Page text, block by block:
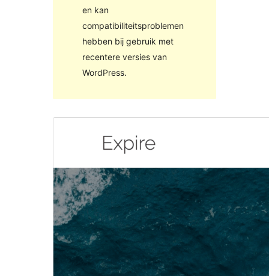
en kan
compatibiliteitsproblemen
hebben bij gebruik met
recentere versies van
WordPress.